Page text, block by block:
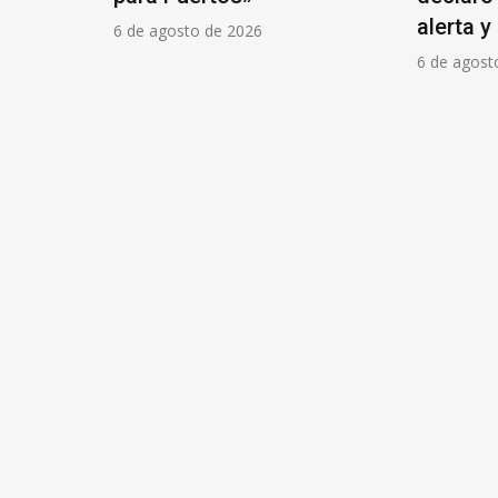
6 de agosto de 2026
alerta
6 de